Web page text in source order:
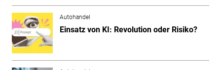
Autohandel
Einsatz von KI: Revolution oder Risiko?